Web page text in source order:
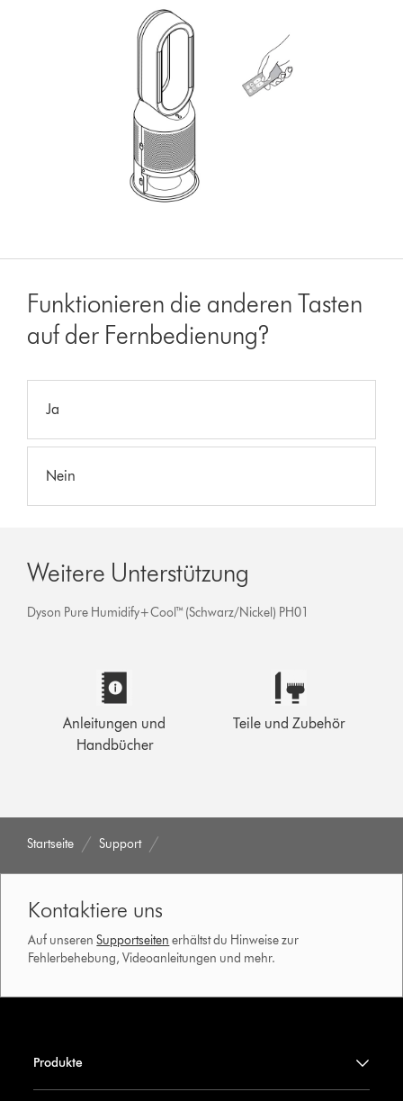
Funktionieren die anderen Tasten
auf der Fernbedienung?
Ja
Nein
Weitere Unterstützung
Dyson Pure Humidify+Cool™ (Schwarz/Nickel) PH01
Anleitungen und
Handbücher
Teile und Zubehör
Startseite Support
Kontaktiere uns
Auf unserenSupportseiten erhältst du Hinweise zur
Fehlerbehebung, Videoanleitungen und mehr.
Produkte